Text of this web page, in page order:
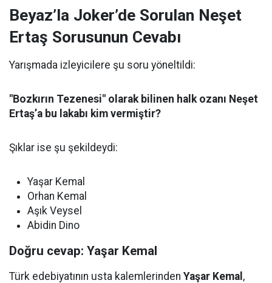
Beyaz’la Joker’de Sorulan Neşet
Ertaş Sorusunun Cevabı
Yarışmada izleyicilere şu soru yöneltildi:
"Bozkırın Tezenesi" olarak bilinen halk ozanı Neşet
Ertaş’a bu lakabı kim vermiştir?
Şıklar ise şu şekildeydi:
Yaşar Kemal
Orhan Kemal
Aşık Veysel
Abidin Dino
Doğru cevap: Yaşar Kemal
Türk edebiyatının usta kalemlerinden Yaşar Kemal ,